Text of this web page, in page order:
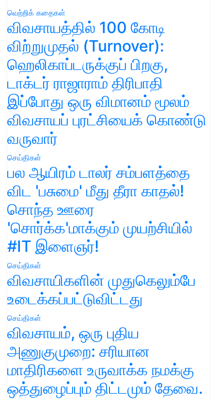
வெற்றிக் கதைகள்
விவசாயத்தில் 100 கோடி
விற்றுமுதல் (Turnover):
ஹெலிகாப்டருக்குப் பிறகு,
டாக்டர் ராஜாராம் திரிபாதி
இப்போது ஒரு விமானம் மூலம்
விவசாயப் புரட்சியைக் கொண்டு
வருவார்
செய்திகள்
பல ஆயிரம் டாலர் சம்பளத்தை
விட 'பசுமை' மீது தீரா காதல்!
சொந்த ஊரை
'சொர்க்க'மாக்கும் முயற்சியில்
#IT இளைஞர்!
செய்திகள்
விவசாயிகளின் முதுகெலும்பே
உடைக்கப்பட்டுவிட்டது
செய்திகள்
விவசாயம், ஒரு புதிய
அணுகுமுறை: சரியான
மாதிரிகளை உருவாக்க நமக்கு
ஒத்துழைப்பும் திட்டமும் தேவை.